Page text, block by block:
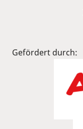
Gefördert durch: